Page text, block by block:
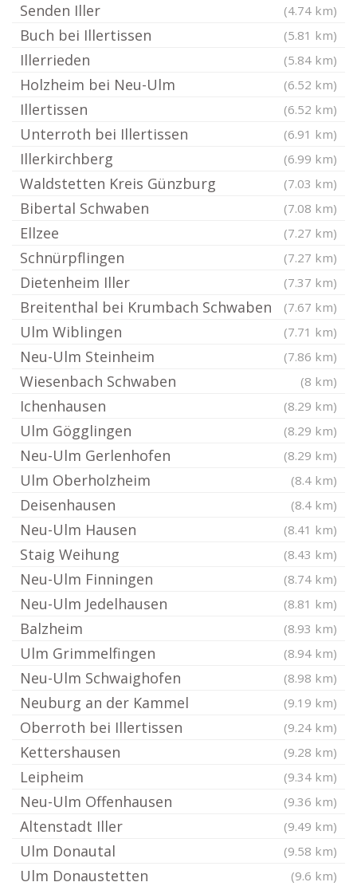
Senden Iller (4.74 km)
Buch bei Illertissen (5.81 km)
Illerrieden (5.84 km)
Holzheim bei Neu-Ulm (6.52 km)
Illertissen (6.52 km)
Unterroth bei Illertissen (6.91 km)
Illerkirchberg (6.99 km)
Waldstetten Kreis Günzburg (7.03 km)
Bibertal Schwaben (7.08 km)
Ellzee (7.27 km)
Schnürpflingen (7.27 km)
Dietenheim Iller (7.37 km)
Breitenthal bei Krumbach Schwaben (7.67 km)
Ulm Wiblingen (7.71 km)
Neu-Ulm Steinheim (7.86 km)
Wiesenbach Schwaben (8 km)
Ichenhausen (8.29 km)
Ulm Gögglingen (8.29 km)
Neu-Ulm Gerlenhofen (8.29 km)
Ulm Oberholzheim (8.4 km)
Deisenhausen (8.4 km)
Neu-Ulm Hausen (8.41 km)
Staig Weihung (8.43 km)
Neu-Ulm Finningen (8.74 km)
Neu-Ulm Jedelhausen (8.81 km)
Balzheim (8.93 km)
Ulm Grimmelfingen (8.94 km)
Neu-Ulm Schwaighofen (8.98 km)
Neuburg an der Kammel (9.19 km)
Oberroth bei Illertissen (9.24 km)
Kettershausen (9.28 km)
Leipheim (9.34 km)
Neu-Ulm Offenhausen (9.36 km)
Altenstadt Iller (9.49 km)
Ulm Donautal (9.58 km)
Ulm Donaustetten (9.6 km)